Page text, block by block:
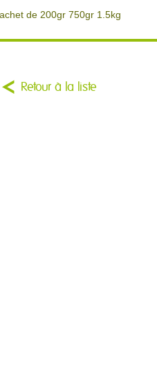
de 200gr 750gr 1.5kg
Retour à la liste